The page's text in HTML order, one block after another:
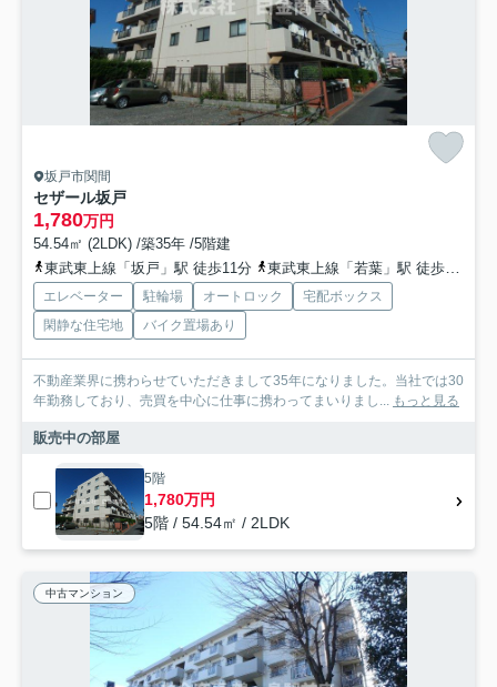
坂戸市関間
セザール坂戸
1,780万円
54.54㎡ (2LDK) /築35年 /5階建
東武東上線「坂戸」駅 徒歩11分
東武東上線「若葉」駅 徒歩13分
エレベーター 駐輪場 オートロック
宅配ボックス
閑静な住宅地
バイク置場あり
不動産業界に携わらせていただきまして35年になりました。当社では30
年勤務しており、売買を中心に仕事に携わってまいりまし... もっと見る
販売中の部屋
5階
1,780万円
5階 / 54.54㎡ / 2LDK
中古マンション